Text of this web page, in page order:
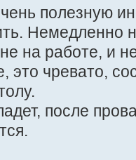
полезную
Немедленно
на работе, и
это чревато,
после